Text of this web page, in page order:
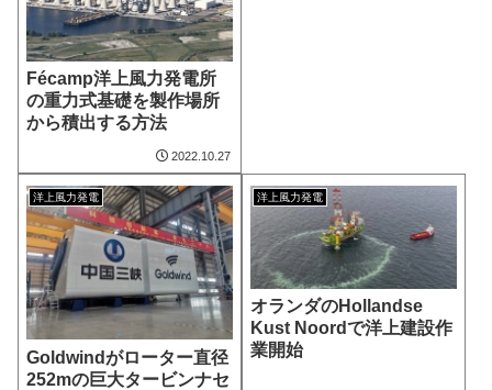
Fécamp洋上風力発電所
の重力式基礎を製作場所
から積出する方法
2022.10.27
洋上風力発電
Goldwindがローター直径
252mの巨大タービンナセ
洋上風力発電
オランダのHollandse
Kust Noordで洋上建設作
業開始